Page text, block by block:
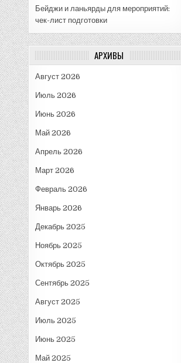
Бейджи и ланьярды для мероприятий:
чек-лист подготовки
АРХИВЫ
Август 2026
Июль 2026
Июнь 2026
Май 2026
Апрель 2026
Март 2026
Февраль 2026
Январь 2026
Декабрь 2025
Ноябрь 2025
Октябрь 2025
Сентябрь 2025
Август 2025
Июль 2025
Июнь 2025
Май 2025